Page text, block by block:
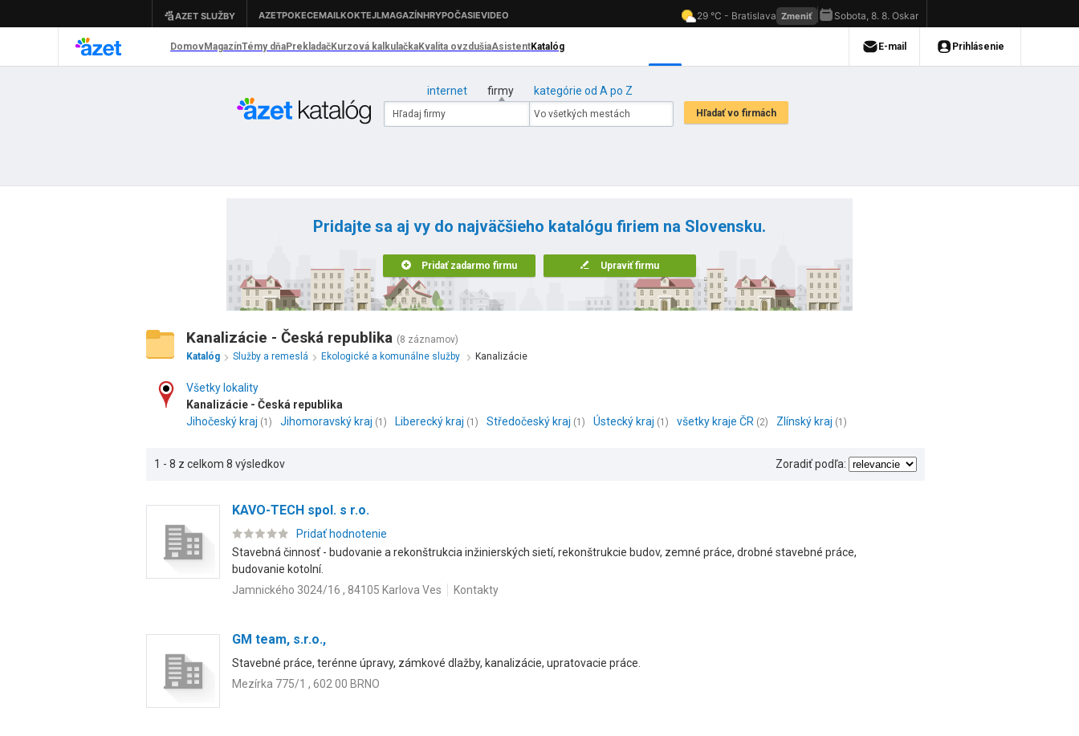
internet firmy kategórie od A po Z
Pridajte sa aj vy do najväčšieho katalógu firiem na Slovensku.
Pridať zadarmo firmu Upraviť firmu
Kanalizácie - Česká republika (8 záznamov)
Katalóg
Služby a remeslá Ekologické a komunálne služby Kanalizácie
Všetky lokality
Kanalizácie - Česká republika
Jihočeský kraj (1) Jihomoravský kraj (1) Liberecký kraj (1) Středočeský kraj (1) Ústecký kraj (1) všetky kraje ČR (2) Zlínský kraj (1)
1 - 8 z celkom 8 výsledkov Zoradiť podľa:
KAVO-TECH spol. s r.o.
Pridať hodnotenie
Stavebná činnosť - budovanie a rekonštrukcia inžinierských sietí, rekonštrukcie budov, zemné práce, drobné stavebné práce,
budovanie kotolní.
Jamnického 3024/16 , 84105 Karlova Ves
Kontakty
GM team, s.r.o.,
Stavebné práce, terénne úpravy, zámkové dlažby, kanalizácie, upratovacie práce.
Mezírka 775/1 , 602 00 BRNO